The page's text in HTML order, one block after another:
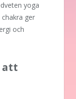
yoga
ger
och
att